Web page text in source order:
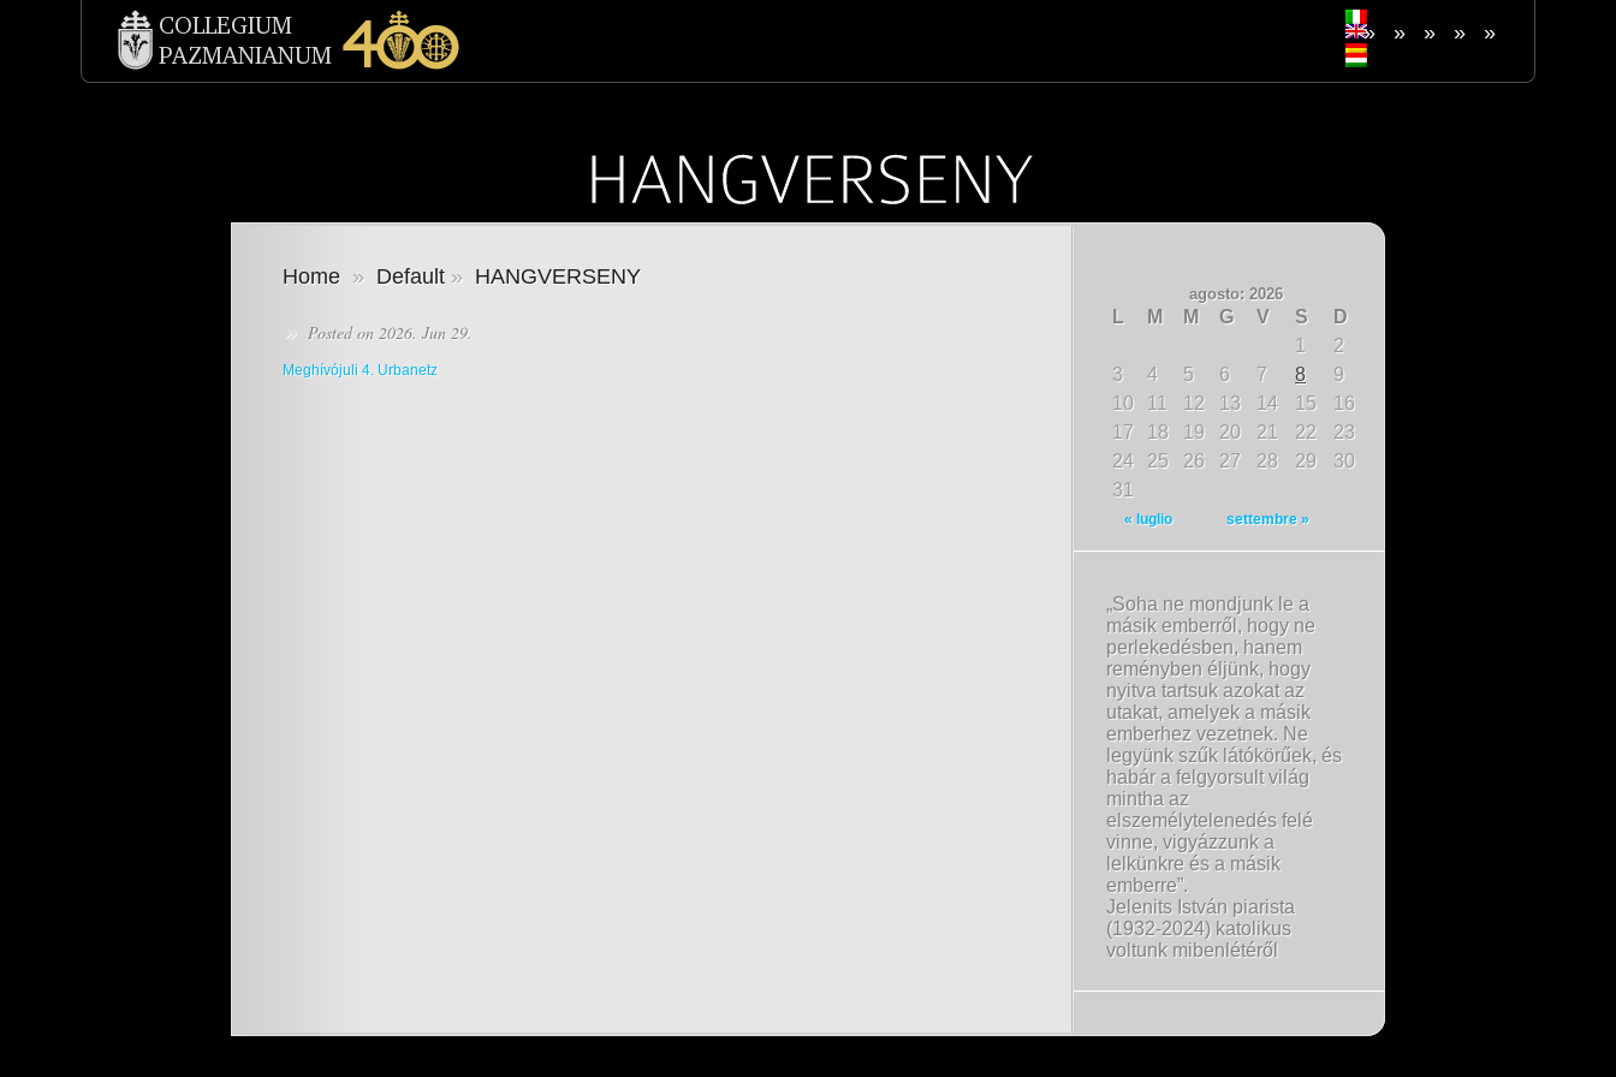
» » » » »
Home » Default » HANGVERSENY
» Posted on 2026. Jun 29.
Meghívójuli 4. Urbanetz
agosto: 2026
L M M G V S D
« luglio settembre »
1
2
3
4 5 6 7 8
9
10
11 12 13 14 15
16
17
18 19 20 21 22
23
24
25 26 27 28 29
30
31
„Soha ne mondjunk le a
másik emberről, hogy ne
perlekedésben, hanem
reményben éljünk, hogy
nyitva tartsuk azokat az
utakat, amelyek a másik
emberhez vezetnek. Ne
legyünk szűk látókörűek, és
habár a felgyorsult világ
mintha az
elszemélytelenedés felé
vinne, vigyázzunk a
lelkünkre és a másik
emberre”.
Jelenits István piarista
(1932-2024) katolikus
voltunk mibenlétéről